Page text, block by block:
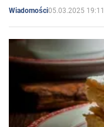
Wiadomości05.03.2025 19:11